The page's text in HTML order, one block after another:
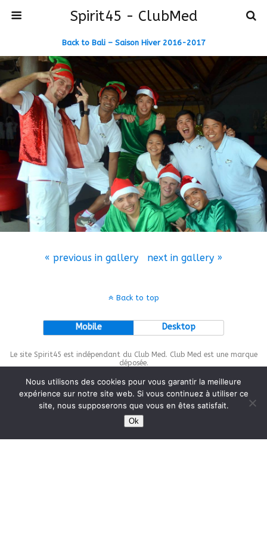
Spirit45 - ClubMed
Back to Bali – Saison Hiver 2016-2017
« previous in gallery next in gallery »
Back to top
Mobile Desktop
Le site Spirit45 est indépendant du Club Med. Club Med est une marque
déposée.
This site is protected bywp-copyrightpro.com
Nous utilisons des cookies pour vous garantir la meilleure
expérience sur notre site web. Si vous continuez à utiliser ce
site, nous supposerons que vous en êtes satisfait.
Ok